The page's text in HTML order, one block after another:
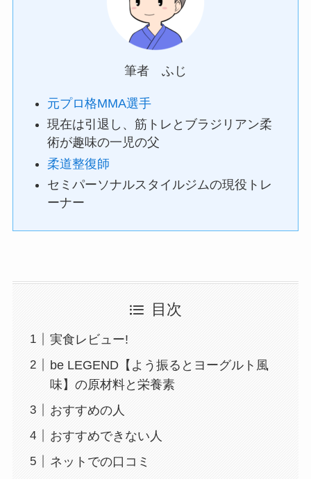
筆者 ふじ
元プロ格MMA選手
現在は引退し、筋トレとブラジリアン柔
術が趣味の一児の父
柔道整復師
セミパーソナルスタイルジムの現役トレ
ーナー
目次
実食レビュー!
be LEGEND【よう振るとヨーグルト風
味】の原材料と栄養素
おすすめの人
おすすめできない人
ネットでの口コミ